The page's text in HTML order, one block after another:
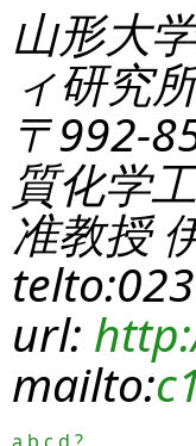
山形大
ィ研究
〒992-
質化学
准教授
url:
mailto: